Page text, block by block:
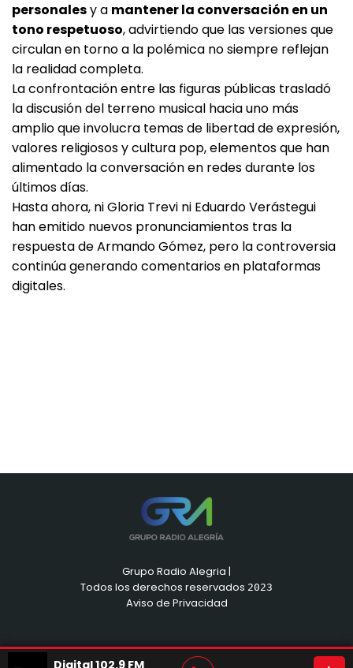
personalesy a mantener la conversación en un
tono respetuoso, advirtiendo que las versiones que
circulan en torno a la polémica no siempre reflejan
la realidad completa.
La confrontación entre las figuras públicas trasladó
la discusión del terreno musical hacia uno más
amplio que involucra temas de libertad de expresión,
valores religiosos y cultura pop, elementos que han
alimentado la conversación en redes durante los
últimos días.
Hasta ahora, ni Gloria Trevi ni Eduardo Verástegui
han emitido nuevos pronunciamientos tras la
respuesta de Armando Gómez, pero la controversia
continúa generando comentarios en plataformas
digitales.
Grupo Radio Alegria |
Todos los derechos reservados 2023
Aviso de Privacidad
Digital 102.9 FM